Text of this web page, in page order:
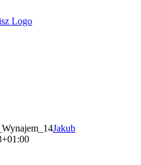
Jakub